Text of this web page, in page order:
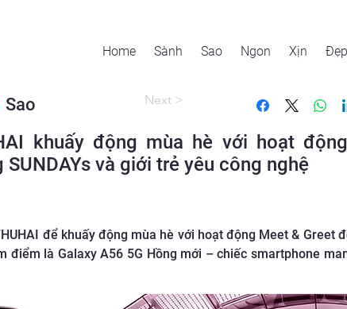
Home Sành Sao Ngon Xịn Đẹp
Next >
khuấy động mùa hè với hoạt
và giới trẻ yêu công nghệ
để khuấy động mùa hè với hoạt động Meet & Greet
điểm là Galaxy A56 5G Hồng mới – chiếc smartphone